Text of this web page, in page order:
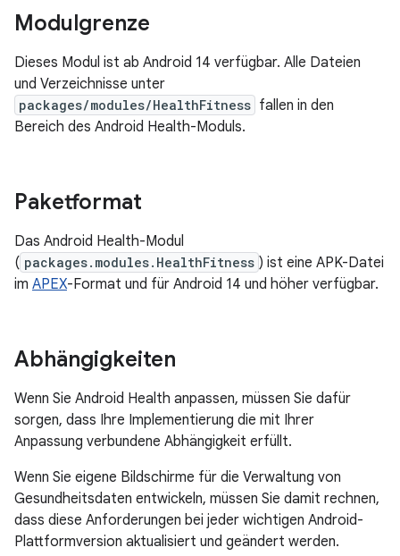
Modulgrenze
Dieses Modul ist ab Android 14 verfügbar. Alle Dateien
und Verzeichnisse unter
packages/modules/HealthFitness fallen in den
Bereich des Android Health-Moduls.
Paketformat
Das Android Health-Modul
( packages.modules.HealthFitness ) ist eine APK-Datei
im APEX-Format und für Android 14 und höher verfügbar.
Abhängigkeiten
Wenn Sie Android Health anpassen, müssen Sie dafür
sorgen, dass Ihre Implementierung die mit Ihrer
Anpassung verbundene Abhängigkeit erfüllt.
Wenn Sie eigene Bildschirme für die Verwaltung von
Gesundheitsdaten entwickeln, müssen Sie damit rechnen,
dass diese Anforderungen bei jeder wichtigen Android-
Plattformversion aktualisiert und geändert werden.